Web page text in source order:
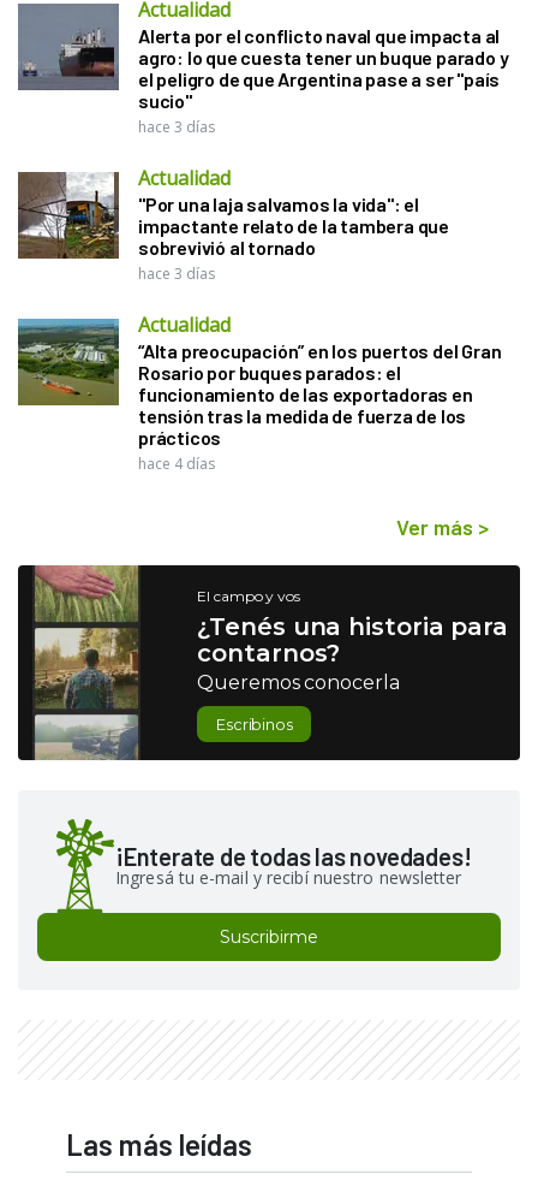
Actualidad
Alerta por el conflicto naval que impacta al
agro: lo que cuesta tener un buque parado y
el peligro de que Argentina pase a ser "país
sucio"
hace 3 días
Actualidad
"Por una laja salvamos la vida": el
impactante relato de la tambera que
sobrevivió al tornado
hace 3 días
Actualidad
“Alta preocupación” en los puertos del Gran
Rosario por buques parados: el
funcionamiento de las exportadoras en
tensión tras la medida de fuerza de los
prácticos
hace 4 días
Ver más >
El campo y vos
¿Tenés una historia para
contarnos?
Queremos conocerla
Escribinos
¡Enterate de todas las novedades!
Ingresá tu e-mail y recibí nuestro newsletter
Suscribirme
Las más leídas